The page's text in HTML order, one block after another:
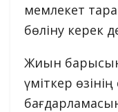
мемлекет
бөліну керек
Жиын
үміткер